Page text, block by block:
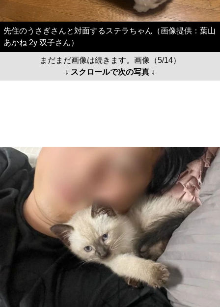
先住のうさぎさんと対面するステラちゃん（画像提供：葉山
あかね 2y 双子さん）
まだまだ画像は続きます。画像（5/14）
↓ スクロールで次の写真 ↓